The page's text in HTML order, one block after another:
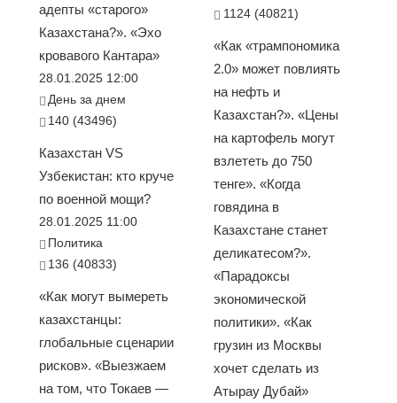
адепты «старого»
Казахстана?». «Эхо
кровавого Кантара»
28.01.2025 12:00
День за днем
140 (43496)
Казахстан VS
Узбекистан: кто круче
по военной мощи?
28.01.2025 11:00
Политика
136 (40833)
«Как могут вымереть
казахстанцы:
глобальные сценарии
рисков». «Выезжаем
на том, что Токаев —
1124 (40821)
«Как «трампономика
2.0» может повлиять
на нефть и
Казахстан?». «Цены
на картофель могут
взлететь до 750
тенге». «Когда
говядина в
Казахстане станет
деликатесом?».
«Парадоксы
экономической
политики». «Как
грузин из Москвы
хочет сделать из
Атырау Дубай»